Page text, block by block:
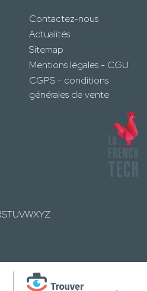
Contactez-nous
Actualités
Sitemap
Mentions légales - CGU
CGPS - conditions
générales de vente
STUVWXYZ